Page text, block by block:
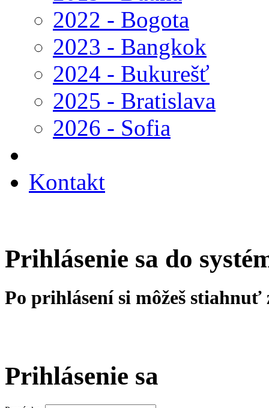
2022 - Bogota
2023 - Bangkok
2024 - Bukurešť
2025 - Bratislava
2026 - Sofia
Kontakt
Prihlásenie sa do
Po prihlásení si môžeš stiahnuť
Prihlásenie sa